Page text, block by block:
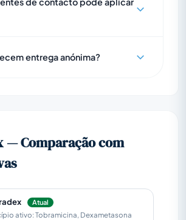
entrega anónima?
— Comparação com
Atual
ativo: Tobramicina, Dexametasona